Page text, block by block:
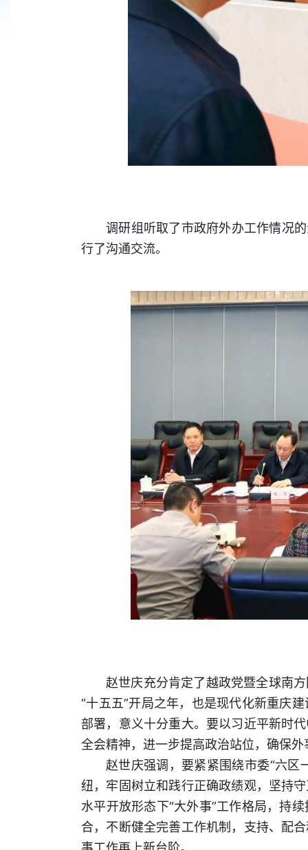
调研组听取了市政府外办工作情况
行了沟通交流。
赵世庆充分肯定了越政党暨全球南
“十五五”开局之年，也是现代化新重庆
部署，意义十分重大。要以习近平新时
全会精神，进一步提高政治站位，确保
赵世庆强调，要紧紧围绕市委“六区
纽，牢固树立和践行正确政绩观，坚持
水平开放形态下“大外事”工作格局，持
合，不断健全完善工作机制，支持、配